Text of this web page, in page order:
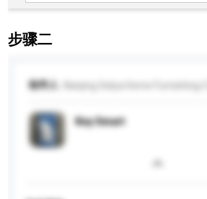
步骤二
收件人
Key Smart